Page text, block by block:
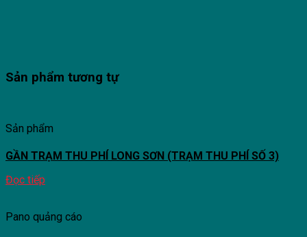
Sản phẩm tương tự
Sản phẩm
GẦN TRẠM THU PHÍ LONG SƠN (TRẠM THU PHÍ SỐ 3)
Đọc tiếp
Pano quảng cáo